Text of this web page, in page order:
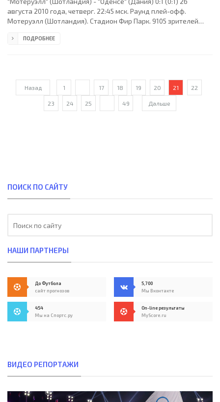
августа 2010 года, четверг. 22:45 мск. Раунд плей-офф.
Мотеруэлл (Шотландия). Стадион Фир Парк. 9105 зрителей
(Ираклион, Греция). "Мотеруэлл": Даррен Рэндольф, Стивен
Браун. "Оденсе": Рой Кэрролл, Эспен Рууд, Атле Холанд
ПОДРОБНЕЕ
Назад 1 17 18 19 20 21 22
23 24 25 49 Дальше
ПОИСК ПО САЙТУ
НАШИ ПАРТНЕРЫ
До Футбола
сайт прогнозов
5,700
Мы Вконтакте
454
Мы на Спортс.ру
On-line результаты
MyScore.ru
ВИДЕО РЕПОРТАЖИ